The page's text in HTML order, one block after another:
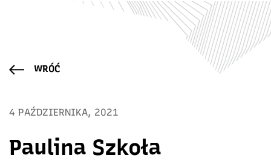
WRÓĆ
4 PAŹDZIERNIKA, 2021
Paulina Szkoła